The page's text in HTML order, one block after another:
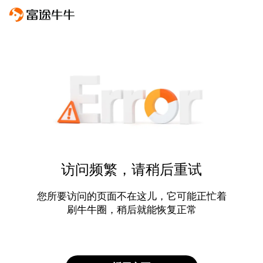
访问频繁，请稍后重试
您所要访问的页面不在这儿，它可能正忙着
刷牛牛圈，稍后就能恢复正常